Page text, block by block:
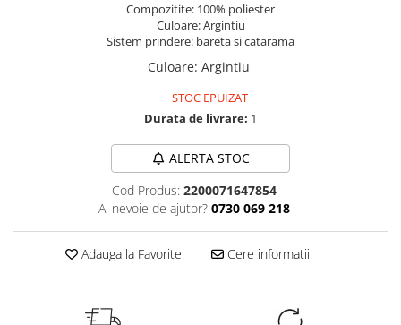
Compozitite: 100% poliester
Culoare: Argintiu
Sistem prindere: bareta si catarama
Culoare: Argintiu
STOC EPUIZAT
Durata de livrare: 1
ALERTA STOC
Cod Produs: 2200071647854
Ai nevoie de ajutor? 0730 069 218
Adauga la Favorite Cere informatii